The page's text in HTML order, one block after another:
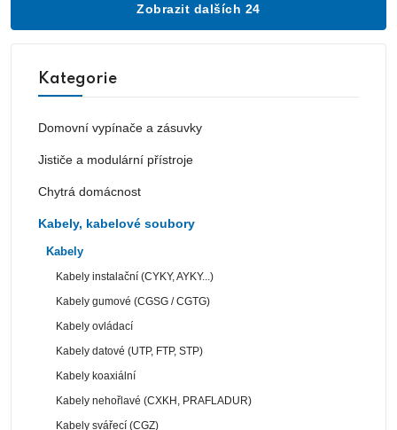
Zobrazit dalších 24
Kategorie
Domovní vypínače a zásuvky
Jističe a modulární přístroje
Chytrá domácnost
Kabely, kabelové soubory
Kabely
Kabely instalační (CYKY, AYKY...)
Kabely gumové (CGSG / CGTG)
Kabely ovládací
Kabely datové (UTP, FTP, STP)
Kabely koaxiální
Kabely nehořlavé (CXKH, PRAFLADUR)
Kabely svářecí (CGZ)